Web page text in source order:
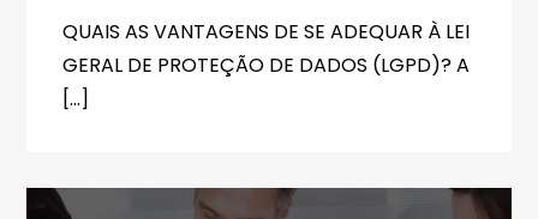
QUAIS AS VANTAGENS DE SE ADEQUAR À LEI
GERAL DE PROTEÇÃO DE DADOS (LGPD)? A
[…]